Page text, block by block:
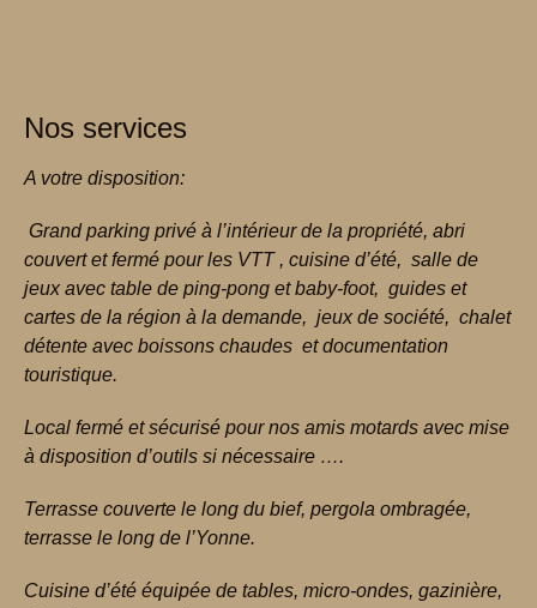
Nos services
A votre disposition:
Grand parking privé à l’intérieur de la propriété, abri
couvert et fermé pour les VTT , cuisine d’été, salle de
jeux avec table de ping-pong et baby-foot, guides et
cartes de la région à la demande, jeux de société, chalet
détente avec boissons chaudes et documentation
touristique.
Local fermé et sécurisé pour nos amis motards avec mise
à disposition d’outils si nécessaire ….
Terrasse couverte le long du bief, pergola ombragée,
terrasse le long de l’Yonne.
Cuisine d’été équipée de tables, micro-ondes, gazinière,